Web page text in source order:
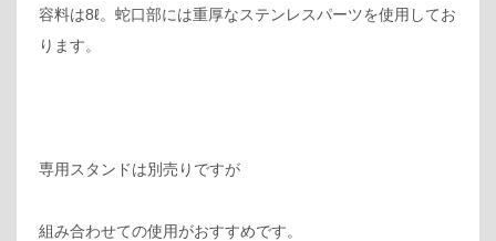
容料は8ℓ。蛇口部には重厚なステンレスパーツを使用してお
ります。
専用スタンドは別売りですが
組み合わせての使用がおすすめです。